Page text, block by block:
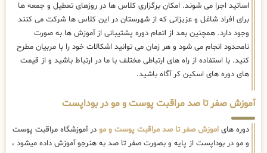
اساتید اجرا می شوند. امکان برگزاری کلاس ها در روزهای تعطیل و جمعه ها
برای افراد شاغل و عزیزانی که از شهرستان در این کلاس ها شرکت می کنند
وجود دارد. همچنین بعد از اتمام دوره پشتیبانی از آموزش ها به صورت
نامحدود انجام می شود و هر زمان می توانید اشکالات خود را با مربیان مطرح
کنید. با استفاده از راه های ارتباطی مختلف با ما در ارتباط باشید و از قیمت
های دوره های اسکین کر آگاه باشید.
آموزش صفر تا صد مراقبت پوست و مو در بوداپست
دوره های اموزش صفر تا صد مراقبت پوست و مو در آموزشگاه مراقبت پوست
و مو در بوداپست از پایه و بصورت صفر تا صد به هنرجو آموزش داده میشود ،